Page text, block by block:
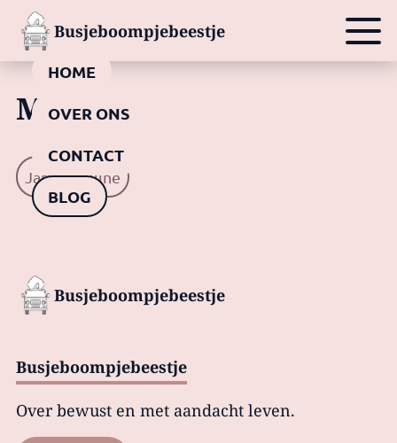
Busjeboompjebeestje
HOME
OVER ONS
CONTACT
BLOG
Mensen
Jari Nelline
Busjeboompjebeestje
Busjeboompjebeestje
Over bewust en met aandacht leven.